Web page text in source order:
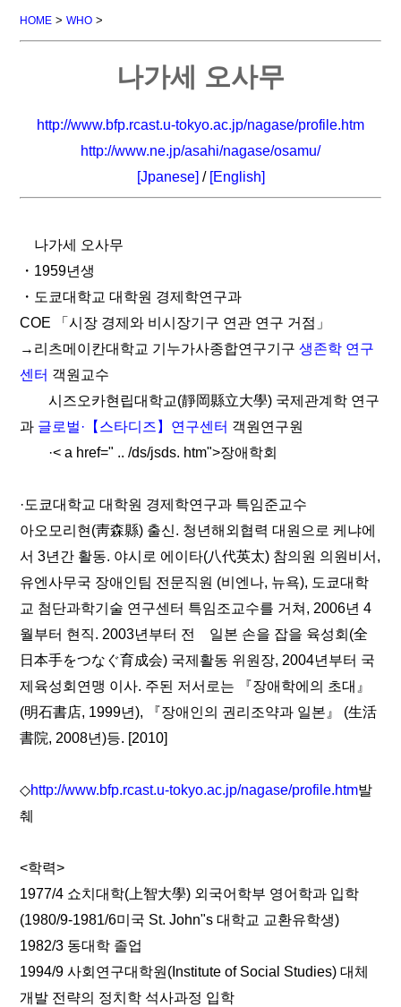
HOME >WHO >
나가세 오사무
http://www.bfp.rcast.u-tokyo.ac.jp/nagase/profile.htm
http://www.ne.jp/asahi/nagase/osamu/
[Jpanese]/ [English]
나가세 오사무
・1959년생
・도쿄대학교 대학원 경제학연구과
COE 「시장 경제와 비시장기구 연관 연구 거점」
→리츠메이칸대학교 기누가사종합연구기구생존학 연구
센터 객원교수
시즈오카현립대학교(靜岡縣立大學) 국제관계학 연구
과 글로벌·【스타디즈】연구센터 객원연구원
·< a href=" .. /ds/jsds. htm">장애학회
·도쿄대학교 대학원 경제학연구과 특임준교수
아오모리현(靑森縣) 출신. 청년해외협력 대원으로 케냐에
서 3년간 활동. 야시로 에이타(八代英太) 참의원 의원비서,
유엔사무국 장애인팀 전문직원 (비엔나, 뉴욕), 도쿄대학
교 첨단과학기술 연구센터 특임조교수를 거쳐, 2006년 4
월부터 현직. 2003년부터 전 일본 손을 잡을 육성회(全
日本手をつなぐ育成会) 국제활동 위원장, 2004년부터 국
제육성회연맹 이사. 주된 저서로는 『장애학에의 초대』
(明石書店, 1999년), 『장애인의 권리조약과 일본』 (生活
書院, 2008년)등. [2010]
◇http://www.bfp.rcast.u-tokyo.ac.jp/nagase/profile.htm발
췌
<학력>
1977/4 쇼치대학(上智大學) 외국어학부 영어학과 입학
(1980/9-1981/6미국 St. John"s 대학교 교환유학생)
1982/3 동대학 졸업
1994/9 사회연구대학원(Institute of Social Studies) 대체
개발 전략의 정치학 석사과정 입학